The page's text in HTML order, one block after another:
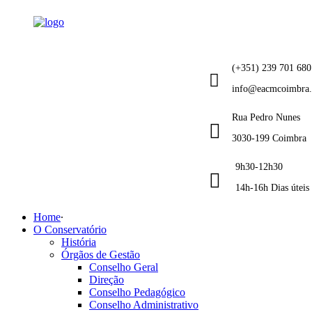
(+351) 239 701 680
Rua Pedro Nunes
3030-199 Coimbra
9h30-12h30
14h-16h Dias úteis
Home
O Conservatório
História
Órgãos de Gestão
Conselho Geral
Direção
Conselho Pedagógico
Conselho Administrativo